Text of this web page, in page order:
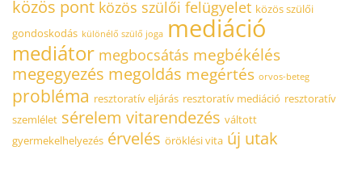
közös pont közös szülői felügyelet közös szülői
gondoskodás különélő szülő joga mediáció
mediátor megbocsátás megbékélés
megegyezés megoldás megértés orvos-beteg
probléma resztoratív eljárás resztoratív mediáció resztoratív
szemlélet sérelem vitarendezés váltott
gyermekelhelyezés érvelés öröklési vita új utak